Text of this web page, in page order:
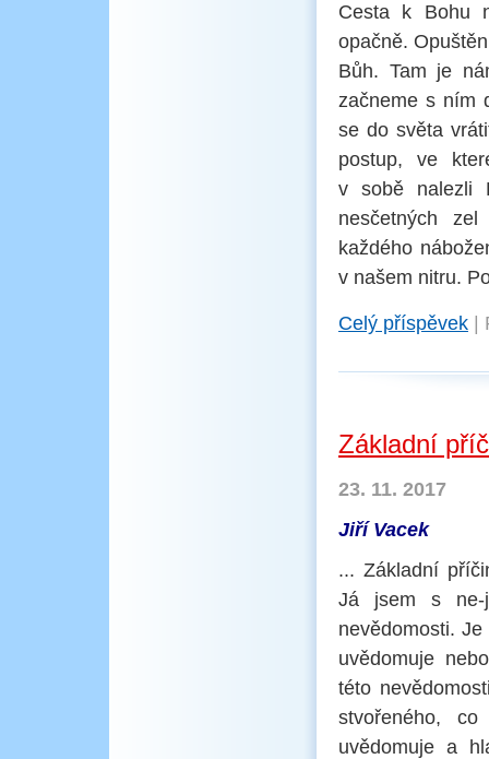
Cesta k Bohu
opačně.
Bůh. Tam je
začneme s ním
se do světa
postup, ve
v sobě nalezli
nesčetných
každého
v našem nitru.
Celý příspěvek
Základní
23. 11. 2017
Jiří Vacek
... Základní
Já jsem s
nevědomosti.
uvědomuje
této
stvořeného,
uvědomuje a